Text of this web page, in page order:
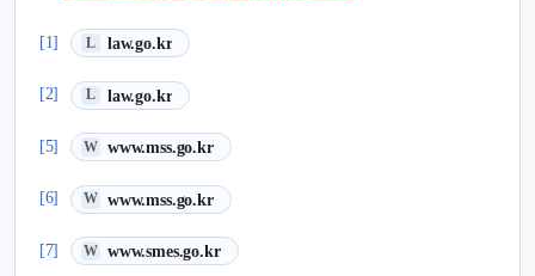
[1] L law.go.kr
(새 탭에서 열림)
[2] L law.go.kr
(새 탭에서 열림)
[5] W www.mss.go.kr
(새 탭에서 열림)
[6] W www.mss.go.kr
(새 탭에서 열림)
[7] W www.smes.go.kr
(새 탭에서 열림)